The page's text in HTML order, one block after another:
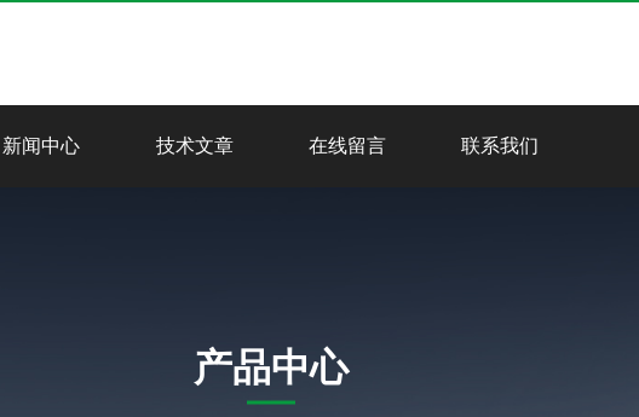
新闻中心 技术文章 在线留言 联系我们
产品中心